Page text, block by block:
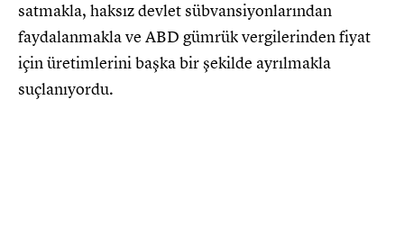
satmakla, haksız devlet sübvansiyonlarından
faydalanmakla ve ABD gümrük vergilerinden fiyat
için üretimlerini başka bir şekilde ayrılmakla
suçlanıyordu.